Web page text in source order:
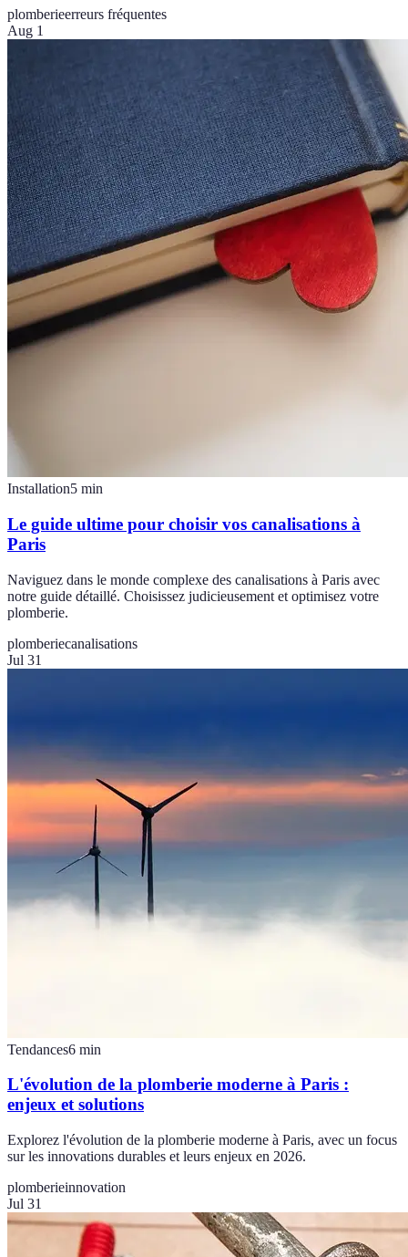
plomberieerreurs fréquentes
Aug 1
Installation5 min
Le guide ultime pour choisir vos canalisations à
Paris
Naviguez dans le monde complexe des canalisations à Paris avec
notre guide détaillé. Choisissez judicieusement et optimisez votre
plomberie.
plomberiecanalisations
Jul 31
Tendances6 min
L'évolution de la plomberie moderne à Paris :
enjeux et solutions
Explorez l'évolution de la plomberie moderne à Paris, avec un focus
sur les innovations durables et leurs enjeux en 2026.
plomberieinnovation
Jul 31